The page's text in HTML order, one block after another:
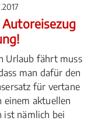
Autoreisezug
Urlaub fährt muss
man dafür den
für vertane
einem aktuellen
ist nämlich bei